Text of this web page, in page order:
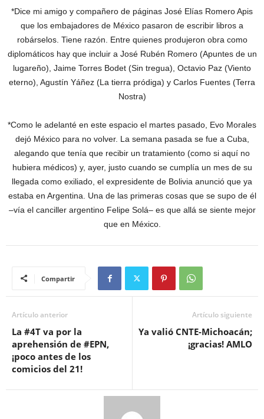
*Dice mi amigo y compañero de páginas José Elías Romero Apis
que los embajadores de México pasaron de escribir libros a
robárselos. Tiene razón. Entre quienes produjeron obra como
diplomáticos hay que incluir a José Rubén Romero (Apuntes de un
lugareño), Jaime Torres Bodet (Sin tregua), Octavio Paz (Viento
eterno), Agustín Yáñez (La tierra pródiga) y Carlos Fuentes (Terra
Nostra)
*Como le adelanté en este espacio el martes pasado, Evo Morales
dejó México para no volver. La semana pasada se fue a Cuba,
alegando que tenía que recibir un tratamiento (como si aquí no
hubiera médicos) y, ayer, justo cuando se cumplía un mes de su
llegada como exiliado, el expresidente de Bolivia anunció que ya
estaba en Argentina. Una de las primeras cosas que se supo de él
–vía el canciller argentino Felipe Solá– es que allá se siente mejor
que en México.
Compartir
Artículo anterior
La #4T va por la
aprehensión de #EPN,
¡poco antes de los
comicios del 21!
Artículo siguiente
Ya valió CNTE-Michoacán;
¡gracias! AMLO